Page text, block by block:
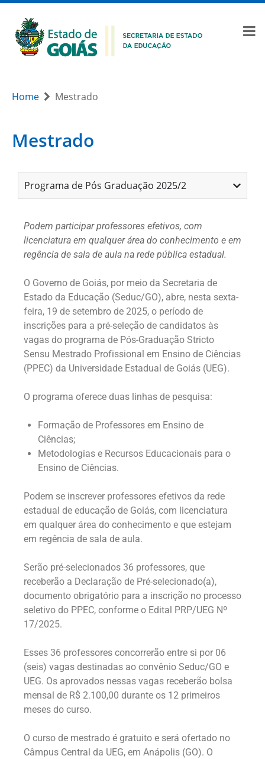
Home Mestrado
Mestrado
Programa de Pós Graduação 2025/2
Podem participar professores efetivos, com
licenciatura em qualquer área do conhecimento e em
regência de sala de aula na rede pública estadual.
O Governo de Goiás, por meio da Secretaria de
Estado da Educação (Seduc/GO), abre, nesta sexta-
feira, 19 de setembro de 2025, o período de
inscrições para a pré-seleção de candidatos às
vagas do programa de Pós-Graduação Stricto
Sensu Mestrado Profissional em Ensino de Ciências
(PPEC) da Universidade Estadual de Goiás (UEG).
O programa oferece duas linhas de pesquisa:
Formação de Professores em Ensino de
Ciências;
Metodologias e Recursos Educacionais para o
Ensino de Ciências.
Podem se inscrever professores efetivos da rede
estadual de educação de Goiás, com licenciatura
em qualquer área do conhecimento e que estejam
em regência de sala de aula.
Serão pré-selecionados 36 professores, que
receberão a Declaração de Pré-selecionado(a),
documento obrigatório para a inscrição no processo
seletivo do PPEC, conforme o Edital PRP/UEG Nº
17/2025.
Esses 36 professores concorrerão entre si por 06
(seis) vagas destinadas ao convênio Seduc/GO e
UEG. Os aprovados nessas vagas receberão bolsa
mensal de R$ 2.100,00 durante os 12 primeiros
meses do curso.
O curso de mestrado é gratuito e será ofertado no
Câmpus Central da UEG, em Anápolis (GO). O